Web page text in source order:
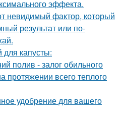
эффекта.
невидимый фактор, который
результат или по-
для капусты:
полив - залог обильного
протяжении всего теплого
удобрение для вашего